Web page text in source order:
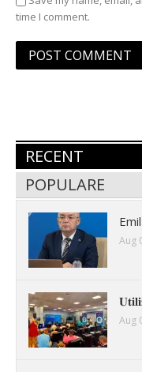
time I comment.
RECENT
POPULARE
Aug
Aug